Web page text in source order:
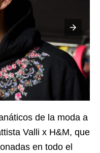
de la moda a
Valli x H&M, que
en todo el